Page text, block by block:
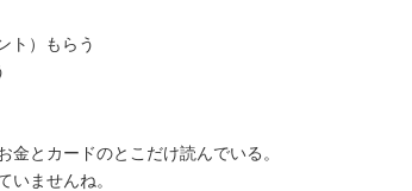
ト）もらう
金とカードのとこだけ読んでいる。
いませんね。